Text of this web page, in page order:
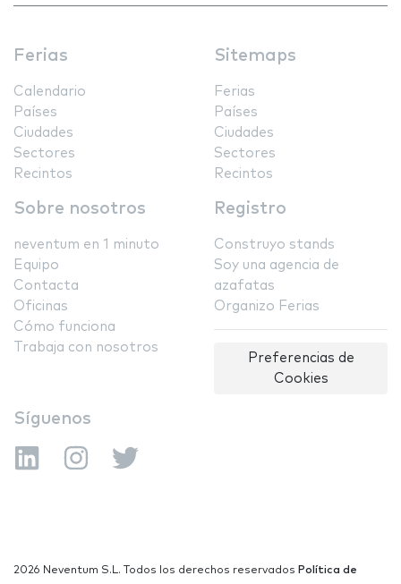
Ferias
Calendario
Países
Ciudades
Sectores
Recintos
Sitemaps
Ferias
Países
Ciudades
Sectores
Recintos
Sobre nosotros
neventum en 1 minuto
Equipo
Contacta
Oficinas
Cómo funciona
Trabaja con nosotros
Registro
Construyo stands
Soy una agencia de
azafatas
Organizo Ferias
Preferencias de
Cookies
Síguenos
2026 Neventum S.L. Todos los derechos reservados Política de